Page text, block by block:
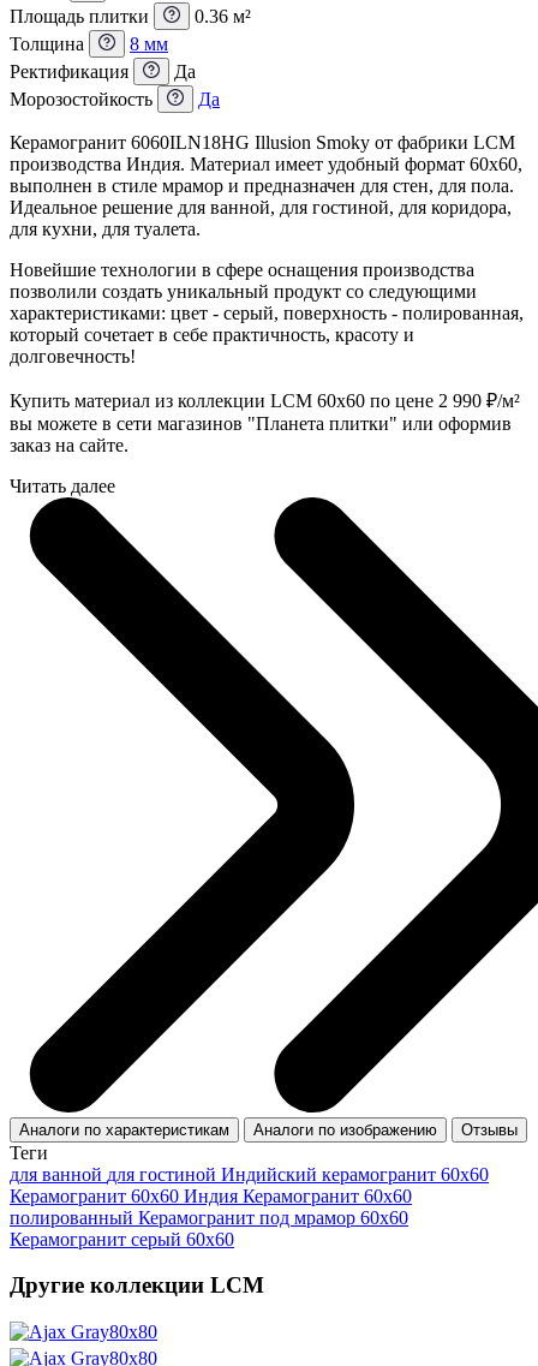
Площадь плитки
0.36 м²
Толщина
8 мм
Ректификация
Да
Морозостойкость
Да
Керамогранит 6060ILN18HG Illusion Smoky от фабрики LCM
производства Индия. Материал имеет удобный формат 60x60,
выполнен в стиле мрамор и предназначен для стен, для пола.
Идеальное решение для ванной, для гостиной, для коридора,
для кухни, для туалета.
Новейшие технологии в сфере оснащения производства
позволили создать уникальный продукт со следующими
характеристиками: цвет - серый, поверхность - полированная,
который сочетает в себе практичность, красоту и
долговечность!
Купить материал из коллекции LCM 60x60 по цене 2 990 ₽/м²
вы можете в сети магазинов "Планета плитки" или оформив
заказ на сайте.
Читать далее
Аналоги по характеристикам Аналоги по изображению Отзывы
Теги
для ванной для гостиной Индийский керамогранит 60x60
Керамогранит 60x60 Индия Керамогранит 60x60
полированный Керамогранит под мрамор 60x60
Керамогранит серый 60x60
Другие коллекции LCM